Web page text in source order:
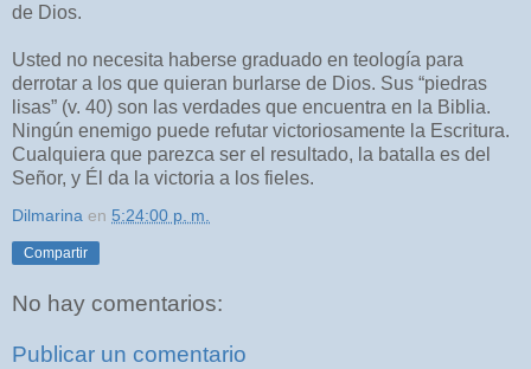
de Dios.
Usted no necesita haberse graduado en teología para
derrotar a los que quieran burlarse de Dios. Sus “piedras
lisas” (v. 40) son las verdades que encuentra en la Biblia.
Ningún enemigo puede refutar victoriosamente la Escritura.
Cualquiera que parezca ser el resultado, la batalla es del
Señor, y Él da la victoria a los fieles.
Dilmarina en 5:24:00 p. m.
Compartir
No hay comentarios:
Publicar un comentario